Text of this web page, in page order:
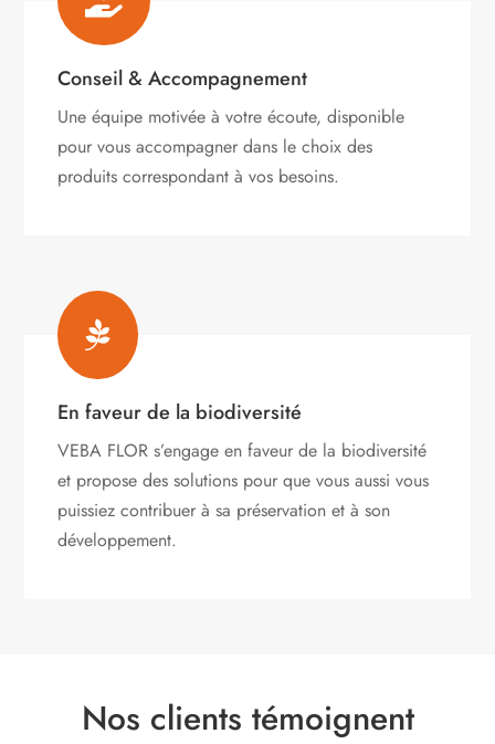
Conseil & Accompagnement
Une équipe motivée à votre écoute, disponible
pour vous accompagner dans le choix des
produits correspondant à vos besoins.

En faveur de la biodiversité
VEBA FLOR s’engageen faveur de la biodiversité
et propose des solutions pour que vous aussi vous
puissiez contribuer à sa préservation et à son
développement.
Nos clients témoignent